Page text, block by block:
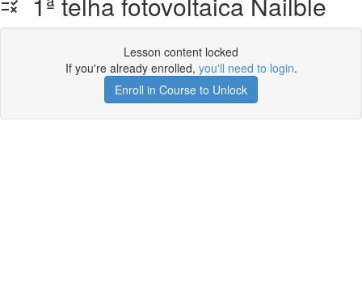
Lesson content locked
If you're already enrolled, you'll need to login.
Enroll in Course to Unlock